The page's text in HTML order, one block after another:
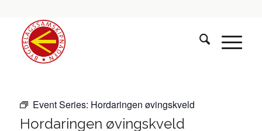
Event Series: Hordaringen øvingskveld
Hordaringen øvingskveld